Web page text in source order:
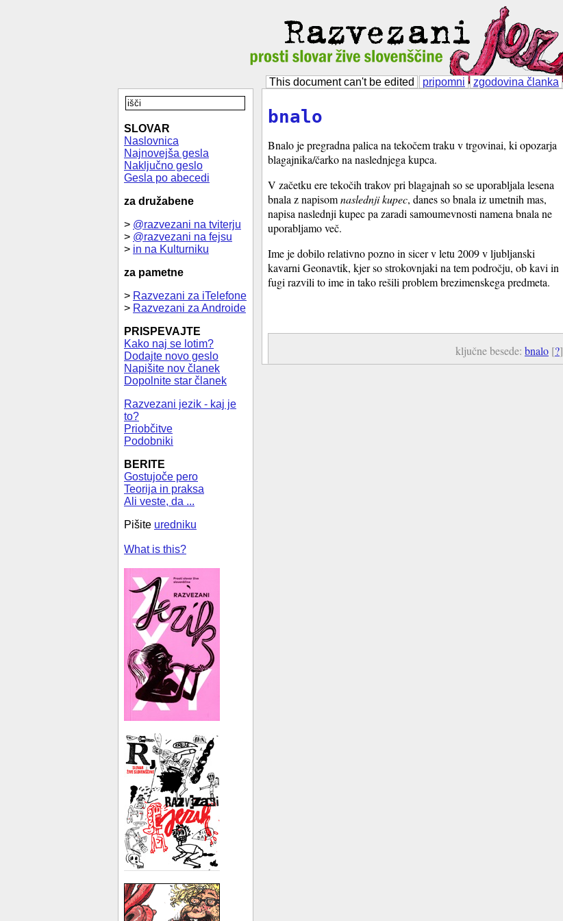
This document can't be edited pripomni zgodovina članka
SLOVAR
Naslovnica
Najnovejša gesla
Naključno geslo
Gesla po abecedi
za družabene
> @razvezani na tviterju
> @razvezani na fejsu
> in na Kulturniku
za pametne
> Razvezani za iTelefone
> Razvezani za Androide
PRISPEVAJTE
Kako naj se lotim?
Dodajte novo geslo
Napišite nov članek
Dopolnite star članek
Razvezani jezik - kaj je
to?
Priobčitve
Podobniki
BERITE
Gostujoče pero
Teorija in praksa
Ali veste, da ...
Pišite uredniku
What is this?
bnalo
Bnalo je pregradna palica na tekočem traku v trgovinai, ki opozarja
blagajnika/čarko na naslednjega kupca.
V začetku ere tekočih trakov pri blagajnah so se uporabljala lesena
bnala z napisomnaslednji kupec, danes so bnala iz umetnih mas,
napisa naslednji kupec pa zaradi samoumevnosti namena bnala ne
uporabljamo več.
Ime je dobilo relativno pozno in sicer v letu 2009 v ljubljanski
kavarni Geonavtik, kjer so strokovnjaki na tem področju, ob kavi in
fugi razvili to ime in tako rešili problem brezimenskega predmeta.
ključne besede: bnalo [?]